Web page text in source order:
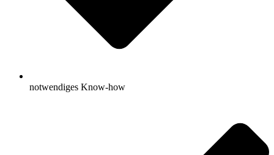
notwendiges Know-how